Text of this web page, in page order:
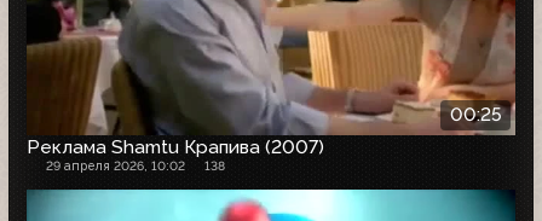
00:25
Реклама Shamtu Крапива (2007)
29 апреля 2026, 10:02 138